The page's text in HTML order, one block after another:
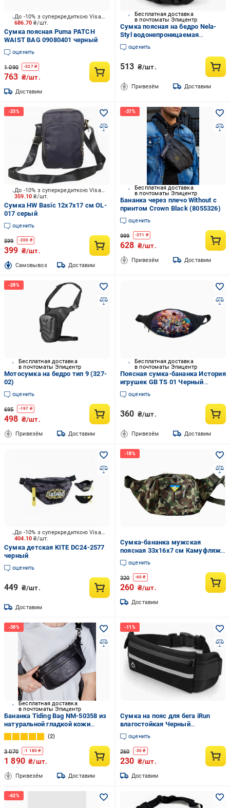
686.70₴/шт.
До -10% з суперкредиткою Visa Вигода
Сумка поясная Puma PATCH
WAIST BAG 09080401 черный
оценить
1 090 -327₴
763 ₴/шт.
Доставим
Бесплатная доставка
в почтоматы Эпицентр
Сумка поясная на бедро Nela-
Styl водонепроницаемая
тактическая для документов и
телефона с системой MOLLE и
дополнительной фиксацией на
ноге Черный
оценить
513 ₴/шт.
Привезём Доставим
359.10₴/шт.
До -10% з суперкредиткою Visa Вигода
Сумка HW Basic 12x7x17 см OL-
017 серый
оценить
599 -200 ₴
399 ₴/шт.
Cамовывоз Доставим
Бесплатная доставка
в почтоматы Эпицентр
Бананка через плечо Without с
принтом Crown Black (8055326)
оценить
999 -371 ₴
628 ₴/шт.
Привезём Доставим
Бесплатная доставка
в почтоматы Эпицентр
Мотосумка на бедро тип 9 (327-
02)
оценить
695 -197 ₴
498 ₴/шт.
Привезём Доставим
Бесплатная доставка
в почтоматы Эпицентр
Поясная сумка-бананка История
игрушек GB TS 01 Черный
(2207687776)
оценить
360 ₴/шт.
Привезём Доставим
404.10₴/шт.
До -10% з суперкредиткою Visa Вигода
Сумка детская KITE DC24-2577
черный
оценить
449 ₴/шт.
Доставим
Сумка-бананка мужская
поясная 33х16х7 см Камуфляж
(1601643304)
оценить
320 -60 ₴
260 ₴/шт.
Доставим
Бесплатная доставка
в почтоматы Эпицентр
Бананка Tiding Bag NM-50358 из
натуральной гладкой кожи
14х25х10 см Черный
2
3 070 -1 180 ₴
1 890 ₴/шт.
Привезём Доставим
Сумка на пояс для бега iRun
влагостойкая Черный
(53640304)
оценить
260 -30 ₴
230 ₴/шт.
Доставим